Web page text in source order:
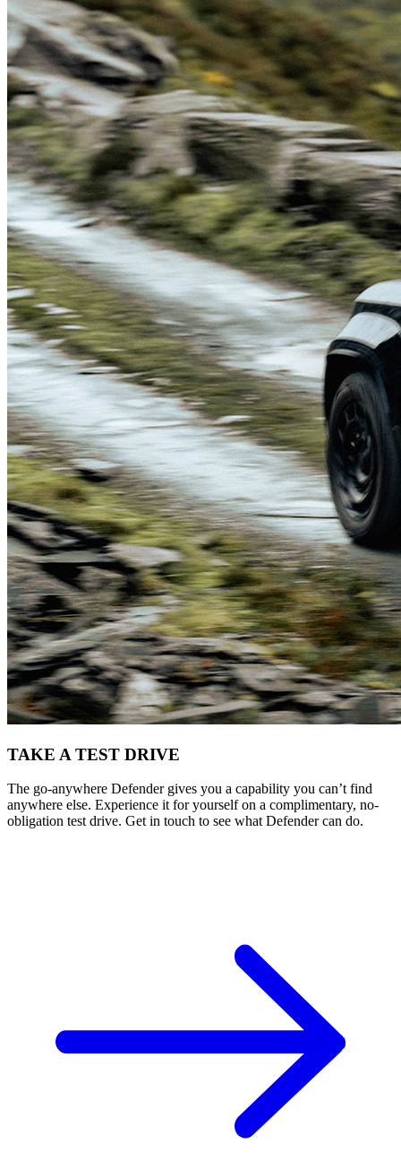
TAKE A TEST DRIVE
The go-anywhere Defender gives you a capability you can’t find
anywhere else. Experience it for yourself on a complimentary, no-
obligation test drive. Get in touch to see what Defender can do.